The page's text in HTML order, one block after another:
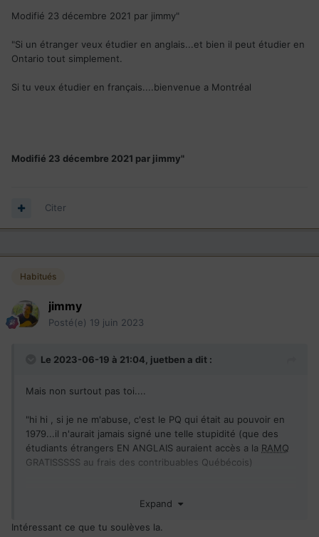
Modifié 23 décembre 2021 par jimmy"
"Si un étranger veux étudier en anglais...et bien il peut étudier en
Ontario tout simplement.
Si tu veux étudier en français....bienvenue a Montréal
Modifié 23 décembre 2021 par jimmy"
Citer
Habitués
jimmy
Posté(e) 19 juin 2023
Le 2023-06-19 à 21:04, juetben a dit :
Mais non surtout pas toi....
"hi hi , si je ne m'abuse, c'est le PQ qui était au pouvoir en
1979...il n'aurait jamais signé une telle stupidité (que des
étudiants étrangers EN ANGLAIS auraient accès a la RAMQ
GRATISSSSS au frais des contribuables Québécois)
Expand
Intéressant ce que tu soulèves la.